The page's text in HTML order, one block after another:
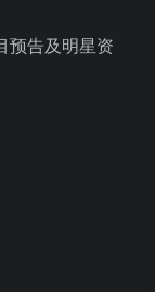
预告及明星资